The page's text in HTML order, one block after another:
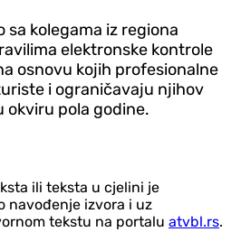
sa kolegama iz regiona
elektronske kontrole
osnovu kojih profesionalne
i ograničavaju njihov
okviru pola godine.
ili teksta u cjelini je
navođenje izvora i uz
tekstu na portalu atvbl.rs.